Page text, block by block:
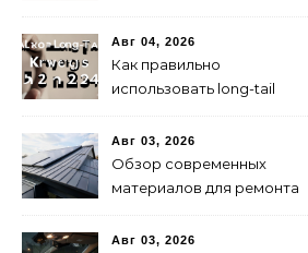
Авг 04, 2026
Как правильно
использовать long-tail
году для продвижения
сайта
Авг 03, 2026
Обзор современных
материалов для ремонта
Авг 03, 2026